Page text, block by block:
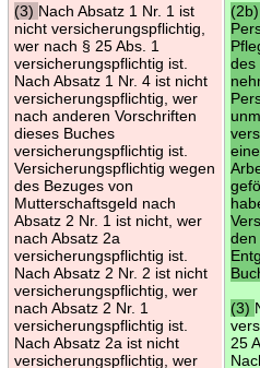
(3) Nach Absatz 1 Nr. 1 ist
nicht versicherungspflichtig,
wer nach § 25 Abs. 1
versicherungspflichtig ist.
Nach Absatz 1 Nr. 4 ist nicht
versicherungspflichtig, wer
nach anderen Vorschriften
dieses Buches
versicherungspflichtig ist.
Versicherungspflichtig wegen
des Bezuges von
Mutterschaftsgeld nach
Absatz 2 Nr. 1 ist nicht, wer
nach Absatz 2a
versicherungspflichtig ist.
Nach Absatz 2 Nr. 2 ist nicht
versicherungspflichtig, wer
nach Absatz 2 Nr. 1
versicherungspflichtig ist.
Nach Absatz 2a ist nicht
versicherungspflichtig, wer
des
den
(3)
25